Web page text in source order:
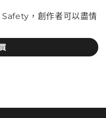
，創作者可以盡情